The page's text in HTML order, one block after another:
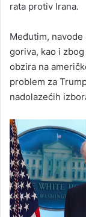
rata protiv Irana.
Međutim,
goriva, kao i
obzira na
problem za
nadolazećih